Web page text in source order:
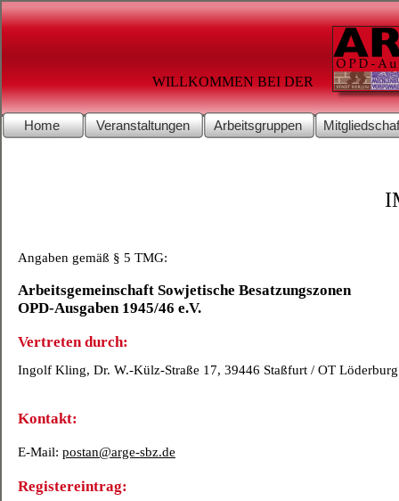
WILLKOMMEN BEI DER
Home Veranstaltungen Arbeitsgruppen
Angaben gemäß § 5 TMG:
Arbeitsgemeinschaft Sowjetische Besatzungszonen
OPD-Ausgaben 1945/46 e.V.
Vertreten durch:
Ingolf Kling, Dr. W.-Külz-Straße 17, 39446 Staßfurt / OT Löderburg
Kontakt:
E-Mail: postan@arge-sbz.de
Registereintrag: